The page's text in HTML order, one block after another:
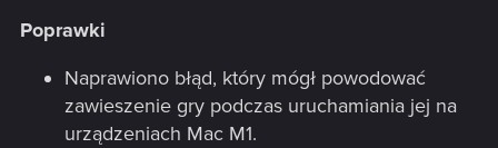
Poprawki
Naprawiono błąd, który mógł powodować
zawieszenie gry podczas uruchamiania jej na
urządzeniach Mac M1.